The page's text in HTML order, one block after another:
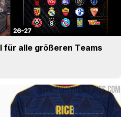
alle größeren Teams